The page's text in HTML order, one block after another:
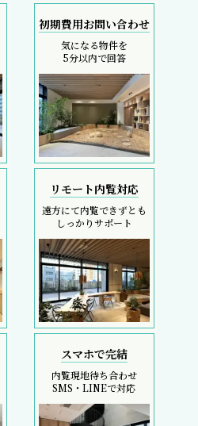
初期費用お問い合わせ
気になる物件を
5分以内で回答
リモート内覧対応
遠方にて内覧できずとも
しっかりサポート
スマホで完結
内覧現地待ち合わせ
SMS・LINEで対応